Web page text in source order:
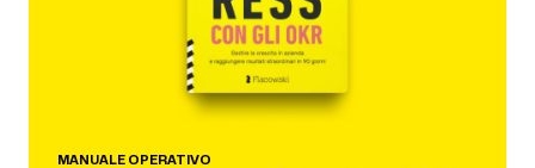
MANUALE OPERATIVO